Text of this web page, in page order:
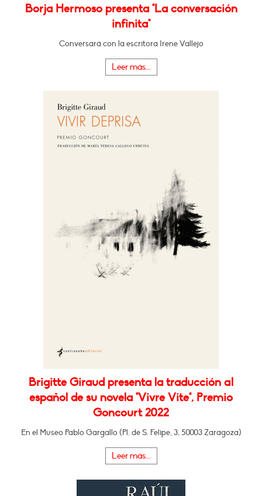
Borja Hermoso presenta "La conversación
infinita"
Conversará con la escritora Irene Vallejo
Leer más...
Brigitte Giraud presenta la traducción al
español de su novela "Vivre Vite", Premio
Goncourt 2022
En el Museo Pablo Gargallo (Pl. de S. Felipe, 3, 50003 Zaragoza)
Leer más...